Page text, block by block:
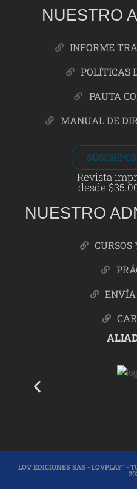
NUESTRO
INFORME
POLÍTICAS
PAUTA
MANUAL DE
Revista
desde
NUESTRO
CURSOS
LOV EDICIONES SAS - LOVPLAY™-